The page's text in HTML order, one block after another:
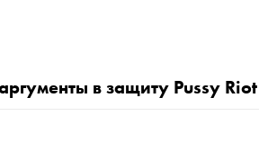
в защиту Pussy Riot